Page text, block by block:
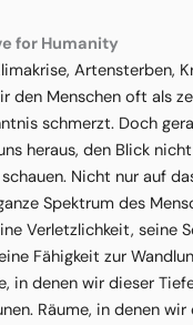
for Humanity
Artensterben,
den Menschen oft als
schmerzt. Doch
heraus, den Blick
Nicht nur auf
Spektrum des
Verletzlichkeit, seine
Fähigkeit zur
in denen wir dieser
Räume, in denen wir